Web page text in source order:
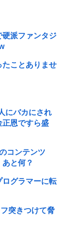
硬派ファンタジ
たことありませ
にバカにされ
正恩ですら盛
コンテンツ
あと何？
グラマーに転
突きつけて脅